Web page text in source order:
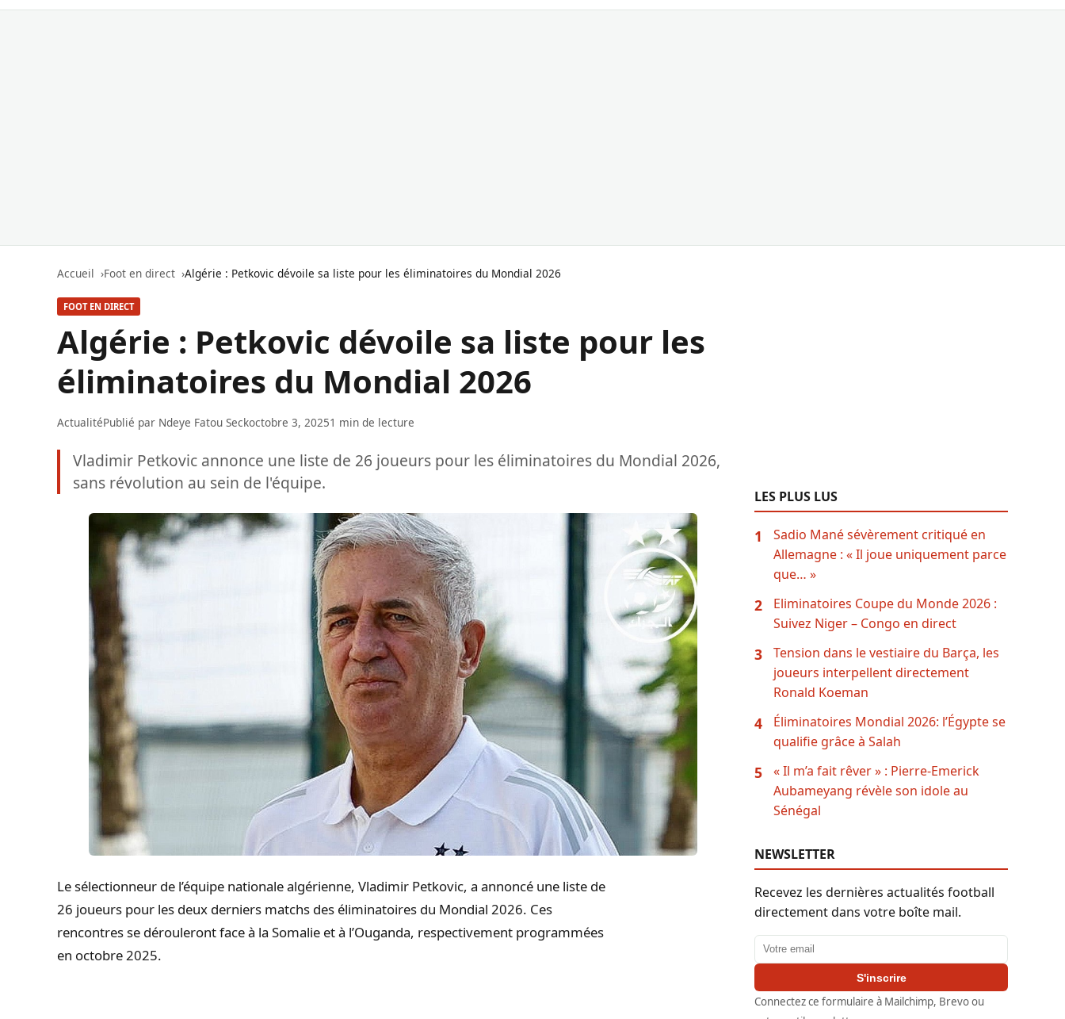
Accueil Foot en direct Algérie : Petkovic dévoile sa liste pour les éliminatoires du Mondial 2026
FOOT EN DIRECT
Algérie : Petkovic dévoile sa liste pour les
éliminatoires du Mondial 2026
ActualitéPublié par Ndeye Fatou Seckoctobre 3, 20251 min de lecture
Vladimir Petkovic annonce une liste de 26 joueurs pour les éliminatoires du Mondial 2026,
sans révolution au sein de l'équipe.
Le sélectionneur de l’équipe nationale algérienne, Vladimir Petkovic, a annoncé une liste de
26 joueurs pour les deux derniers matchs des éliminatoires du Mondial 2026. Ces
rencontres se dérouleront face à la Somalie et à l’Ouganda, respectivement programmées
en octobre 2025.
LES PLUS LUS
1
Sadio Mané sévèrement critiqué en
Allemagne : « Il joue uniquement parce
que… »
2
Eliminatoires Coupe du Monde 2026 :
Suivez Niger – Congo en direct
3
Tension dans le vestiaire du Barça, les
joueurs interpellent directement
Ronald Koeman
4
Éliminatoires Mondial 2026: l’Égypte se
qualifie grâce à Salah
5
« Il m’a fait rêver » : Pierre-Emerick
Aubameyang révèle son idole au
Sénégal
NEWSLETTER
Recevez les dernières actualités football
directement dans votre boîte mail.
Adresse email
S'inscrire
Connectez ce formulaire à Mailchimp, Brevo ou